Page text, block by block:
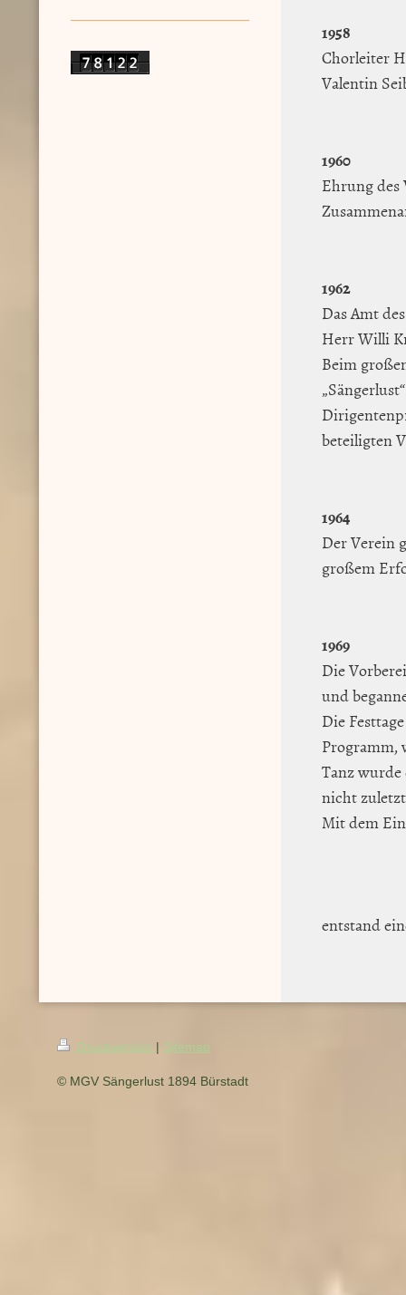
1958
Chorleiter
Valentin
1960
Ehrung des
1962
Das Amt
Herr Willi
Beim
beteiligten
1964
Der Verein
großem
1969
Die
und
Die
Programm,
Tanz
nicht
Mit dem
entstand
Druckversion | Sitemap
© MGV Sängerlust 1894 Bürstadt